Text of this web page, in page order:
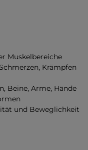
Muskelbereiche
Krämpfen
Beine, Arme, Hände
und Beweglichkeit